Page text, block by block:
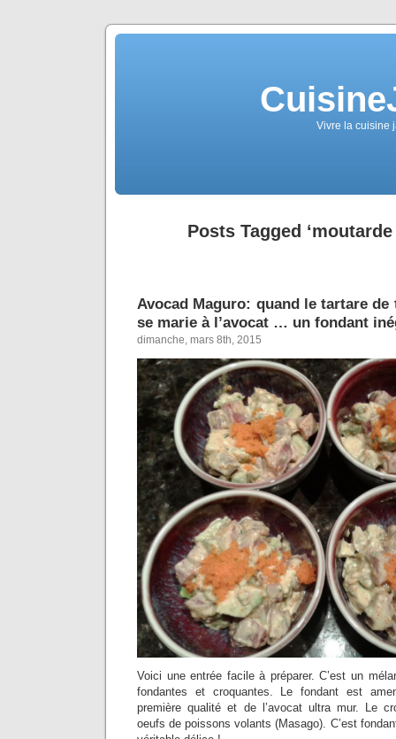
Vivre la cuisine
Posts Tagged
Avocad Maguro: quand le tartare
se marie à l’avocat … un fondant
dimanche, mars 8th, 2015
Voici une entrée facile à préparer. C’est un
fondantes et croquantes. Le fondant est
première qualité et de l’avocat ultra mur. Le
oeufs de poissons volants (Masago). C’est